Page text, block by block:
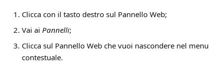
Clicca con il tasto destro sul Pannello Web;
Vai ai Pannelli;
Clicca sul Pannello Web che vuoi nascondere nel menu
contestuale.